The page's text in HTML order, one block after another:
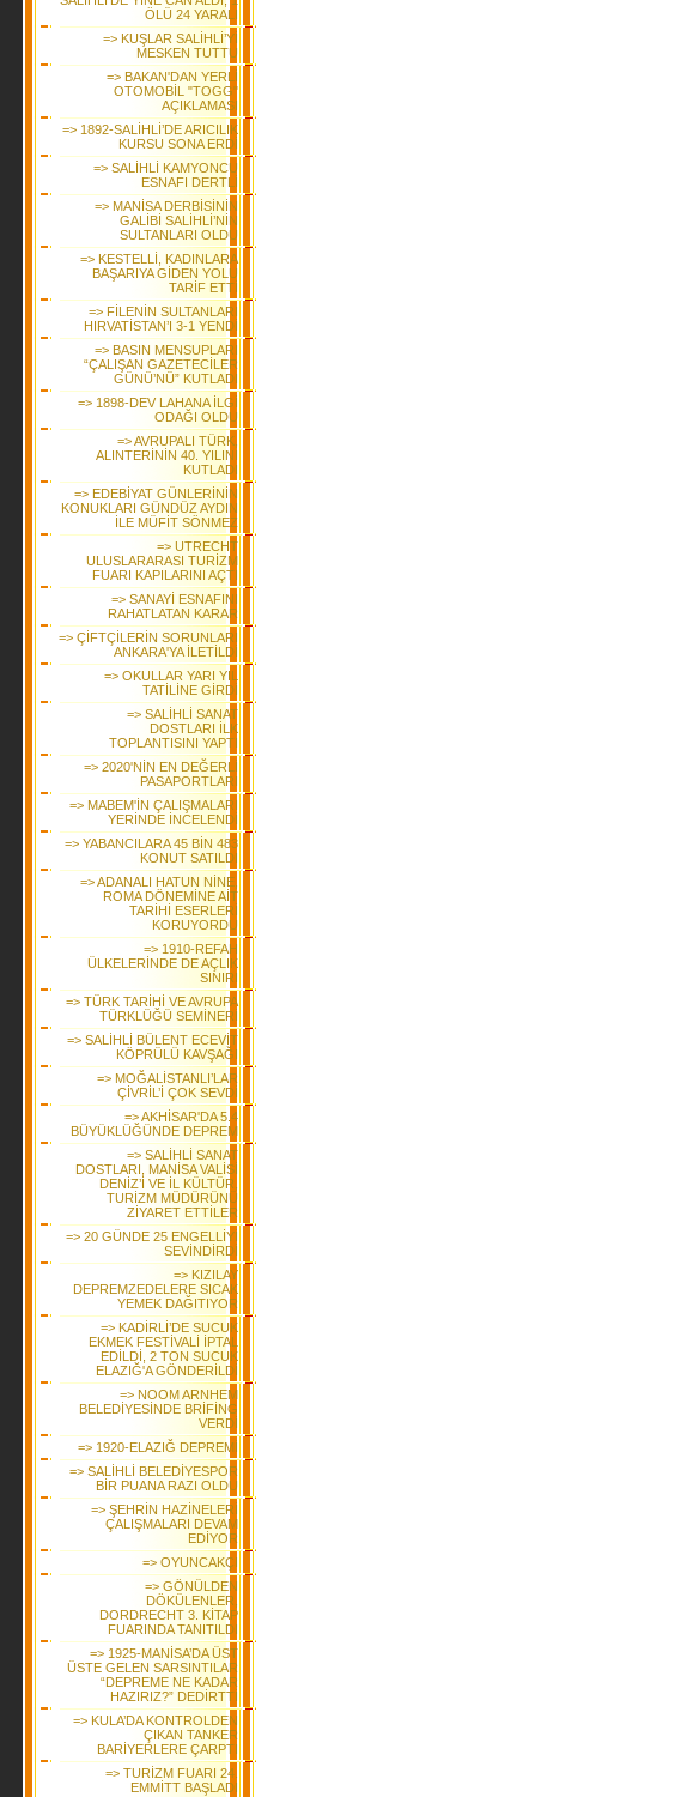
ÖLÜ 24 YARALI
=> KUŞLAR SALİHLİ’Yİ
MESKEN TUTTU
=> BAKAN'DAN YERLİ
OTOMOBİL "TOGG"
AÇIKLAMASI
=> 1892-SALİHLİ’DE ARICILIK
KURSU SONA ERDİ
=> SALİHLİ KAMYONCU
ESNAFI DERTLİ
=> MANİSA DERBİSİNİN
GALİBİ SALİHLİ’NİN
SULTANLARI OLDU
=> KESTELLİ, KADINLARA
BAŞARIYA GİDEN YOLU
TARİF ETTİ
=> FİLENİN SULTANLARI
HIRVATİSTAN’I 3-1 YENDİ
=> BASIN MENSUPLARI
“ÇALIŞAN GAZETECİLER
GÜNÜ’NÜ” KUTLADI
=> 1898-DEV LAHANA İLGİ
ODAĞI OLDU
=> AVRUPALI TÜRK,
ALINTERİNİN 40. YILINI
KUTLADI
=> EDEBİYAT GÜNLERİNİN
KONUKLARI GÜNDÜZ AYDIN
İLE MÜFİT SÖNMEZ
=> UTRECHT
ULUSLARARASI TURİZM
FUARI KAPILARINI AÇTI
=> SANAYİ ESNAFINI
RAHATLATAN KARAR
=> ÇİFTÇİLERİN SORUNLARI
ANKARA'YA İLETİLDİ
=> OKULLAR YARI YIL
TATİLİNE GİRDİ
=> SALİHLİ SANAT
DOSTLARI İLK
TOPLANTISINI YAPTI
=> 2020'NİN EN DEĞERLİ
PASAPORTLARI
=> MABEM'İN ÇALIŞMALARI
YERİNDE İNCELENDİ
=> YABANCILARA 45 BİN 483
KONUT SATILDI
=> ADANALI HATUN NİNE,
ROMA DÖNEMİNE AİT
TARİHİ ESERLERİ
KORUYORDU
=> 1910-REFAH
ÜLKELERİNDE DE AÇLIK
SINIRI
=> TÜRK TARİHİ VE AVRUPA
TÜRKLÜĞÜ SEMİNERİ
=> SALİHLİ BÜLENT ECEVİT
KÖPRÜLÜ KAVŞAĞI
=> MOĞALİSTANLI’LAR
ÇİVRİL’İ ÇOK SEVDİ
=> AKHİSAR'DA 5.4
BÜYÜKLÜĞÜNDE DEPREM
=> SALİHLİ SANAT
DOSTLARI, MANİSA VALİSİ
DENİZ’İ VE İL KÜLTÜR,
TURİZM MÜDÜRÜNÜ
ZİYARET ETTİLER
=> 20 GÜNDE 25 ENGELLİYİ
SEVİNDİRDİ
=> KIZILAY
DEPREMZEDELERE SICAK
YEMEK DAĞITIYOR
=> KADİRLİ’DE SUCUK
EKMEK FESTİVALİ İPTAL
EDİLDİ, 2 TON SUCUK
ELAZIĞ'A GÖNDERİLDİ
=> NOOM ARNHEM
BELEDİYESİNDE BRİFİNG
VERDİ
=> 1920-ELAZIĞ DEPREMİ
=> SALİHLİ BELEDİYESPOR
BİR PUANA RAZI OLDU
=> ŞEHRİN HAZİNELERİ
ÇALIŞMALARI DEVAM
EDİYOR
=> OYUNCAKÇI
=> GÖNÜLDEN
DÖKÜLENLER,
DORDRECHT 3. KİTAP
FUARINDA TANITILDI
=> 1925-MANİSA’DA ÜST
ÜSTE GELEN SARSINTILAR
“DEPREME NE KADAR
HAZIRIZ?” DEDİRTTİ
=> KULA’DA KONTROLDEN
ÇIKAN TANKER
BARİYERLERE ÇARPTI
=> TURİZM FUARI 24.
EMMİTT BAŞLADI